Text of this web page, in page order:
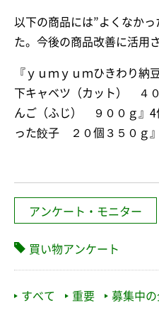
以下の商品には”よくなか
た。今後の商品改善に活用
『ｙｕｍｙｕｍひきわり
下キャベツ（カット） ４
んご（ふじ） ９００ｇ』4
った餃子 ２０個３５０ｇ
アンケート・モニター
買い物アンケート
すべて 重要 募集中の